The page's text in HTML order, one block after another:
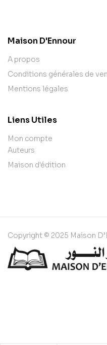
Maison D'Ennour
A propos
Conditions générales de
Mentions légales
Liens Utiles
Mon compte
Auteurs
Maison d'édition
Copyright © 2025 Maison